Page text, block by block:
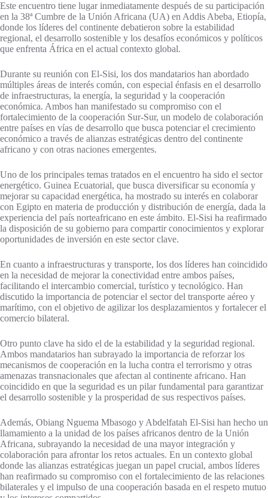
Este encuentro tiene lugar inmediatamente después de su participación
en la 38ª Cumbre de la Unión Africana (UA) en Addis Abeba, Etiopía,
donde los líderes del continente debatieron sobre la estabilidad
regional, el desarrollo sostenible y los desafíos económicos y políticos
que enfrenta África en el actual contexto global.
Durante su reunión con El-Sisi, los dos mandatarios han abordado
múltiples áreas de interés común, con especial énfasis en el desarrollo
de infraestructuras, la energía, la seguridad y la cooperación
económica. Ambos han manifestado su compromiso con el
fortalecimiento de la cooperación Sur-Sur, un modelo de colaboración
entre países en vías de desarrollo que busca potenciar el crecimiento
económico a través de alianzas estratégicas dentro del continente
africano y con otras naciones emergentes.
Uno de los principales temas tratados en el encuentro ha sido el sector
energético. Guinea Ecuatorial, que busca diversificar su economía y
mejorar su capacidad energética, ha mostrado su interés en colaborar
con Egipto en materia de producción y distribución de energía, dada la
experiencia del país norteafricano en este ámbito. El-Sisi ha reafirmado
la disposición de su gobierno para compartir conocimientos y explorar
oportunidades de inversión en este sector clave.
En cuanto a infraestructuras y transporte, los dos líderes han coincidido
en la necesidad de mejorar la conectividad entre ambos países,
facilitando el intercambio comercial, turístico y tecnológico. Han
discutido la importancia de potenciar el sector del transporte aéreo y
marítimo, con el objetivo de agilizar los desplazamientos y fortalecer el
comercio bilateral.
Otro punto clave ha sido el de la estabilidad y la seguridad regional.
Ambos mandatarios han subrayado la importancia de reforzar los
mecanismos de cooperación en la lucha contra el terrorismo y otras
amenazas transnacionales que afectan al continente africano. Han
coincidido en que la seguridad es un pilar fundamental para garantizar
el desarrollo sostenible y la prosperidad de sus respectivos países.
Además, Obiang Nguema Mbasogo y Abdelfatah El-Sisi han hecho un
llamamiento a la unidad de los países africanos dentro de la Unión
Africana, subrayando la necesidad de una mayor integración y
colaboración para afrontar los retos actuales. En un contexto global
donde las alianzas estratégicas juegan un papel crucial, ambos líderes
han reafirmado su compromiso con el fortalecimiento de las relaciones
bilaterales y el impulso de una cooperación basada en el respeto mutuo